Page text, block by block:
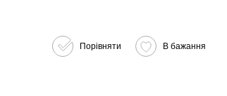
Порівняти В бажання